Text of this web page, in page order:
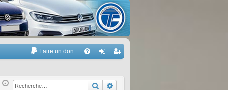
Faire un don
Q ne nr
Rechercher